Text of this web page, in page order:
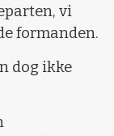
vi
formanden.
dog ikke